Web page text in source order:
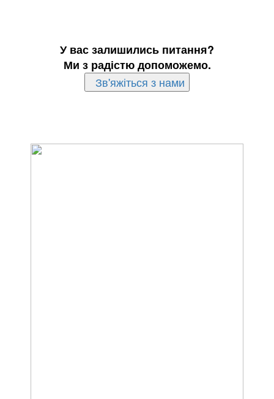
У вас залишились питання?
Ми з радістю допоможемо.
Зв'яжіться з нами